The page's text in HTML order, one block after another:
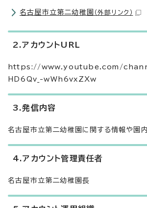
名古屋市立第二幼稚園 （外部リンク）
2.アカウントURL
https://www.youtube.com/
HD6Qv_-wWh6vxZXw
3.発信内容
名古屋市立第二幼稚園に関する情報や園
4.アカウント管理責任者
名古屋市立第二幼稚園長